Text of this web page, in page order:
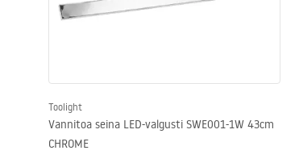
Vannitoa segistid
Vannitoas dušid
Toolight
Vannitoa seina LED-valgusti SWE001-1W 43cm
CHROME